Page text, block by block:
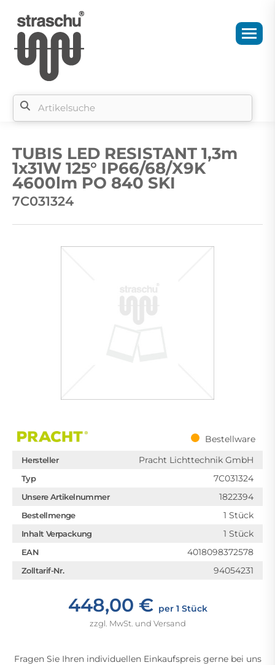
TUBIS LED RESISTANT 1,3m
1x31W 125° IP66/68/X9K
4600lm PO 840 SKI
7C031324
Bestellware
Hersteller Pracht Lichttechnik GmbH
Typ 7C031324
Unsere Artikelnummer 1822394
Bestellmenge 1 Stück
Inhalt Verpackung 1 Stück
EAN 4018098372578
Zolltarif-Nr. 94054231
448,00 € per 1 Stück
zzgl. MwSt. und Versand
Fragen Sie Ihren individuellen Einkaufspreis gerne bei uns